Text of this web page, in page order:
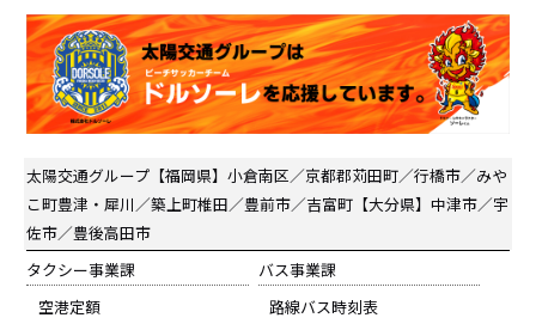
太陽交通グループ 【福岡県】小倉南区／京都郡苅田町／行橋市／みや
こ町豊津・犀川／築上町椎田／豊前市／吉富町【大分県】中津市／宇
佐市／豊後高田市
タクシー事業課
空港定額
バス事業課
路線バス時刻表